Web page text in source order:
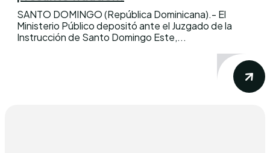
SANTO DOMINGO (República Dominicana).- El
Ministerio Público depositó ante el Juzgado de la
Instrucción de Santo Domingo Este,...